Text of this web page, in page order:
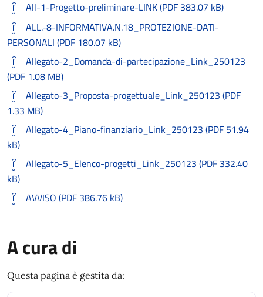
All-1-Progetto-preliminare-LINK (PDF 383.07 kB)
ALL.-8-INFORMATIVA.N.18_PROTEZIONE-DATI-
PERSONALI (PDF 180.07 kB)
Allegato-2_Domanda-di-partecipazione_Link_250123
(PDF 1.08 MB)
Allegato-3_Proposta-progettuale_Link_250123 (PDF
1.33 MB)
Allegato-4_Piano-finanziario_Link_250123 (PDF 51.94
kB)
Allegato-5_Elenco-progetti_Link_250123 (PDF 332.40
kB)
AVVISO (PDF 386.76 kB)
A cura di
Questa pagina è gestita da: